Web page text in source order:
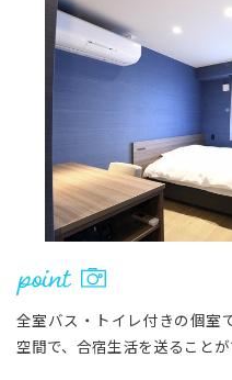
全室バス・トイレ付きの個室
空間で、合宿生活を送ることが